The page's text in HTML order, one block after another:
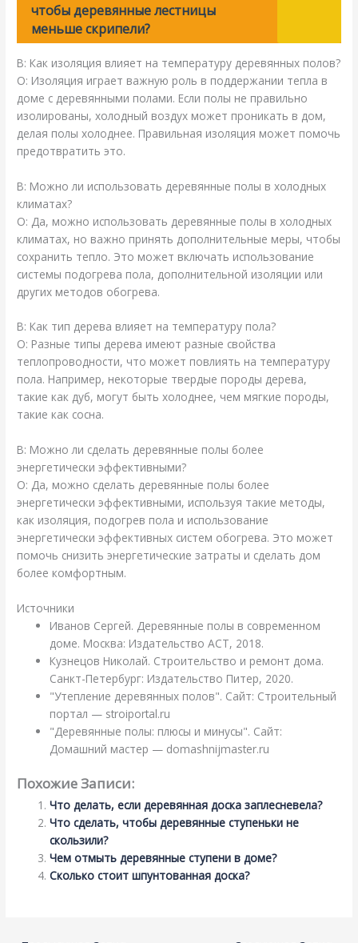
чтобы деревянные лестницы
меньше скрипели?
В: Как изоляция влияет на температуру деревянных полов?
О: Изоляция играет важную роль в поддержании тепла в
доме с деревянными полами. Если полы не правильно
изолированы, холодный воздух может проникать в дом,
делая полы холоднее. Правильная изоляция может помочь
предотвратить это.
В: Можно ли использовать деревянные полы в холодных
климатах?
О: Да, можно использовать деревянные полы в холодных
климатах, но важно принять дополнительные меры, чтобы
сохранить тепло. Это может включать использование
системы подогрева пола, дополнительной изоляции или
других методов обогрева.
В: Как тип дерева влияет на температуру пола?
О: Разные типы дерева имеют разные свойства
теплопроводности, что может повлиять на температуру
пола. Например, некоторые твердые породы дерева,
такие как дуб, могут быть холоднее, чем мягкие породы,
такие как сосна.
В: Можно ли сделать деревянные полы более
энергетически эффективными?
О: Да, можно сделать деревянные полы более
энергетически эффективными, используя такие методы,
как изоляция, подогрев пола и использование
энергетически эффективных систем обогрева. Это может
помочь снизить энергетические затраты и сделать дом
более комфортным.
Источники
Иванов Сергей. Деревянные полы в современном
доме. Москва: Издательство АСТ, 2018.
Кузнецов Николай. Строительство и ремонт дома.
Санкт-Петербург: Издательство Питер, 2020.
"Утепление деревянных полов". Сайт: Строительный
портал — stroiportal.ru
"Деревянные полы: плюсы и минусы". Сайт:
Домашний мастер — domashnijmaster.ru
Похожие Записи:
Что делать, если деревянная доска заплесневела?
Что сделать, чтобы деревянные ступеньки не
скользили?
Чем отмыть деревянные ступени в доме?
Сколько стоит шпунтованная доска?